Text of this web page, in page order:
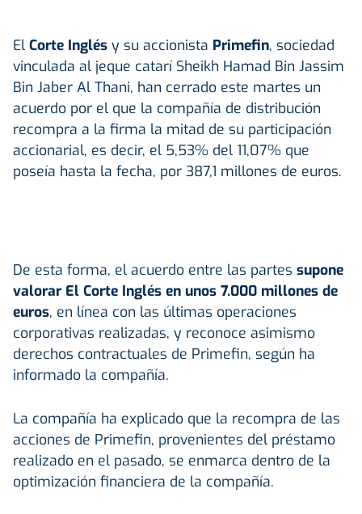
El Corte Inglés y su accionista Primefin, sociedad
vinculada al jeque catarí Sheikh Hamad Bin Jassim
Bin Jaber Al Thani, han cerrado este martes un
acuerdo por el que la compañía de distribución
recompra a la firma la mitad de su participación
accionarial, es decir, el 5,53% del 11,07% que
poseía hasta la fecha, por 387,1 millones de euros.
De esta forma, el acuerdo entre las partes supone
valorar El Corte Inglés en unos 7.000 millones de
euros, en línea con las últimas operaciones
corporativas realizadas, y reconoce asimismo
derechos contractuales de Primefin, según ha
informado la compañía.
La compañía ha explicado que la recompra de las
acciones de Primefin, provenientes del préstamo
realizado en el pasado, se enmarca dentro de la
optimización financiera de la compañía.